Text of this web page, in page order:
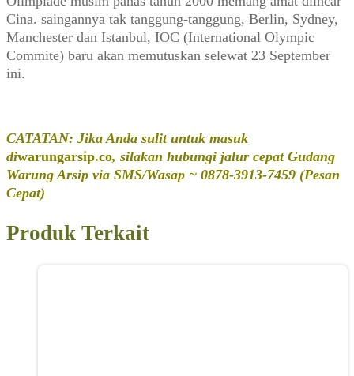
Cina. saingannya tak tanggung-tanggung, Berlin, Sydney,
Manchester dan Istanbul, IOC (International Olympic
Commite) baru akan memutuskan selewat 23 September
ini.
CATATAN: Jika Anda sulit untuk masuk
diwarungarsip.co, silakan hubungi jalur cepat Gudang
Warung Arsip via SMS/Wasap ~ 0878-3913-7459 (Pesan
Cepat)
Produk Terkait